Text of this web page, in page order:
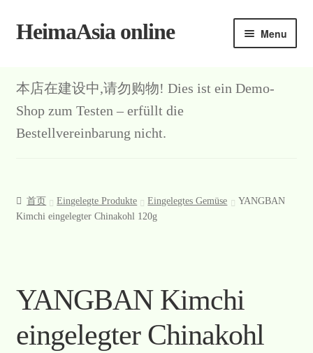
Skip
Skip
HeimaAsia online Menu
本店在建设中,请勿购物! Dies ist ein Demo-
Shop zum Testen – erfüllt die
Bestellvereinbarung nicht.
首页 Eingelegte Produkte Eingelegtes Gemüse
YANGBAN
Kimchi eingelegter Chinakohl 120g
YANGBAN Kimchi
eingelegter Chinakohl